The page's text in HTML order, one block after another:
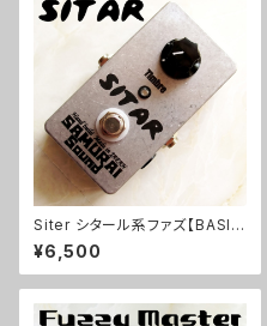
Siter シタール系ファズ【BASIC
KIT】
¥6,500